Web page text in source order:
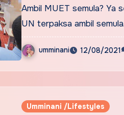
Ambil MUET semula? Ya
UN terpaksa ambil
umminani 12/08/2021
Umminani /Lifestyles